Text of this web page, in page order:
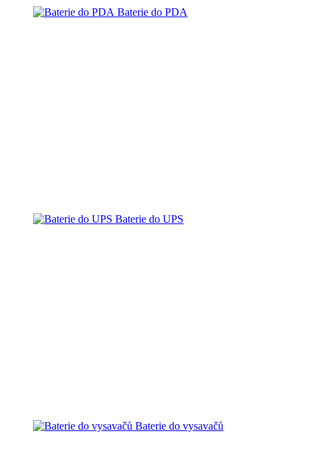
Baterie do PDA
Baterie do UPS
Baterie do vysavačů